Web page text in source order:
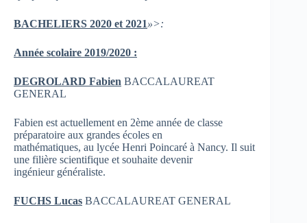
BACHELIERS 2020 et 2021»>:
Année scolaire 2019/2020 :
DEGROLARD Fabien BACCALAUREAT
GENERAL
Fabien est actuellement en 2ème année de classe
préparatoire aux grandes écoles en
mathématiques, au lycée Henri Poincaré à Nancy. Il suit
une filière scientifique et souhaite devenir
ingénieur généraliste.
FUCHS Lucas BACCALAUREAT GENERAL